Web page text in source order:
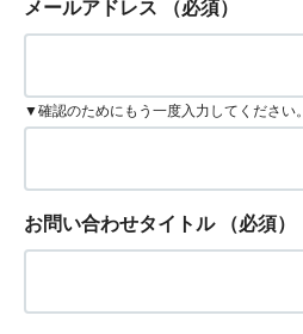
メールアドレス （必須）
▼確認のためにもう一度入力してください。
お問い合わせタイトル （必須）